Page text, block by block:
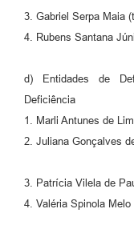
3. Gabriel Serpa Maia
4. Rubens Santana
d) Entidades de
Deficiência
1. Marli Antunes de
2. Juliana Gonçalves
3. Patrícia Vilela de
4. Valéria Spinola Melo